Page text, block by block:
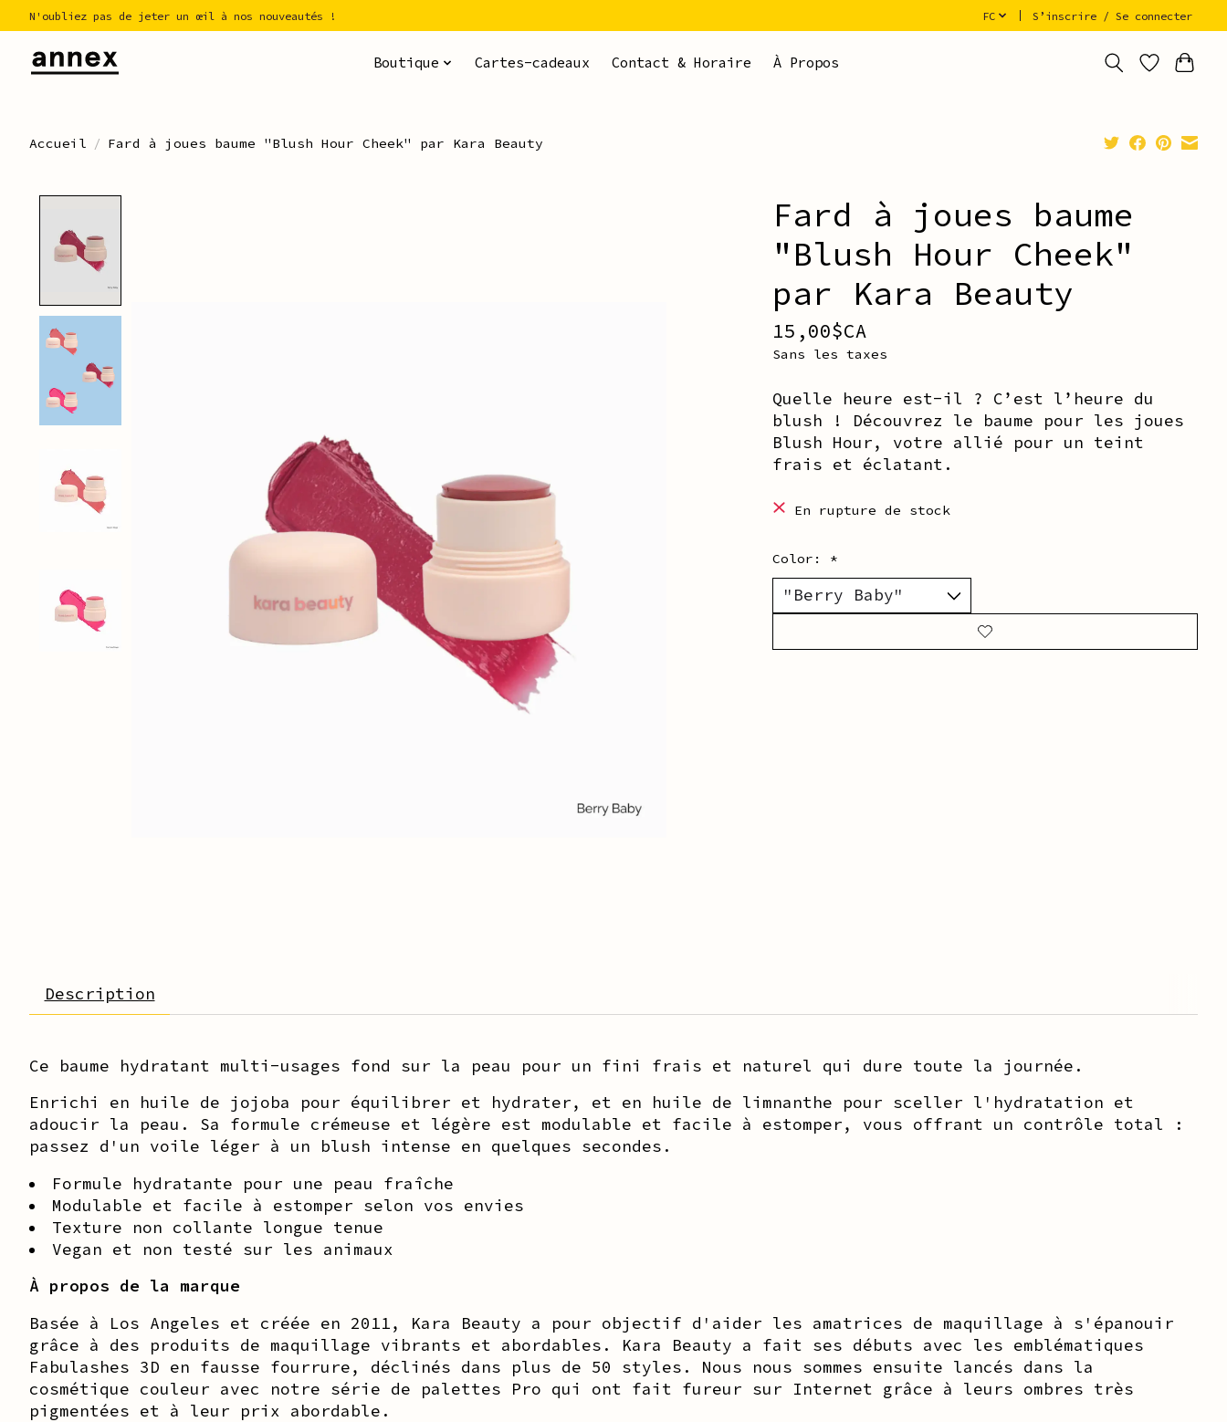
N'oubliez pas de jeter un œil à nos nouveautés ! FC S’inscrire / Se connecter
Boutique Cartes-cadeaux Contact & Horaire À Propos
Accueil / Fard à joues baume "Blush Hour Cheek" par Kara Beauty
Fard à joues baume
"Blush Hour Cheek"
par Kara Beauty
15,00$CA
Sans les taxes
Quelle heure est-il ? C’est l’heure du
blush ! Découvrez le baume pour les joues
Blush Hour, votre allié pour un teint
frais et éclatant.
En rupture de stock
Color: *
Description
Ce baume hydratant multi-usages fond sur la peau pour un fini frais et naturel qui dure toute la journée.
Enrichi en huile de jojoba pour équilibrer et hydrater, et en huile de limnanthe pour sceller l'hydratation et
adoucir la peau. Sa formule crémeuse et légère est modulable et facile à estomper, vous offrant un contrôle total :
passez d'un voile léger à un blush intense en quelques secondes.
Formule hydratante pour une peau fraîche
Modulable et facile à estomper selon vos envies
Texture non collante longue tenue
Vegan et non testé sur les animaux
À propos de la marque
Basée à Los Angeles et créée en 2011, Kara Beauty a pour objectif d'aider les amatrices de maquillage à s'épanouir
grâce à des produits de maquillage vibrants et abordables. Kara Beauty a fait ses débuts avec les emblématiques
Fabulashes 3D en fausse fourrure, déclinés dans plus de 50 styles. Nous nous sommes ensuite lancés dans la
cosmétique couleur avec notre série de palettes Pro qui ont fait fureur sur Internet grâce à leurs ombres très
pigmentées et à leur prix abordable.